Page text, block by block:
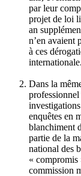
par leur
projet de loi
an
n’en avaient
à ces
internationale.
Dans la
enquêtes en
blanchiment
partie de la
national des
« compromis
commission